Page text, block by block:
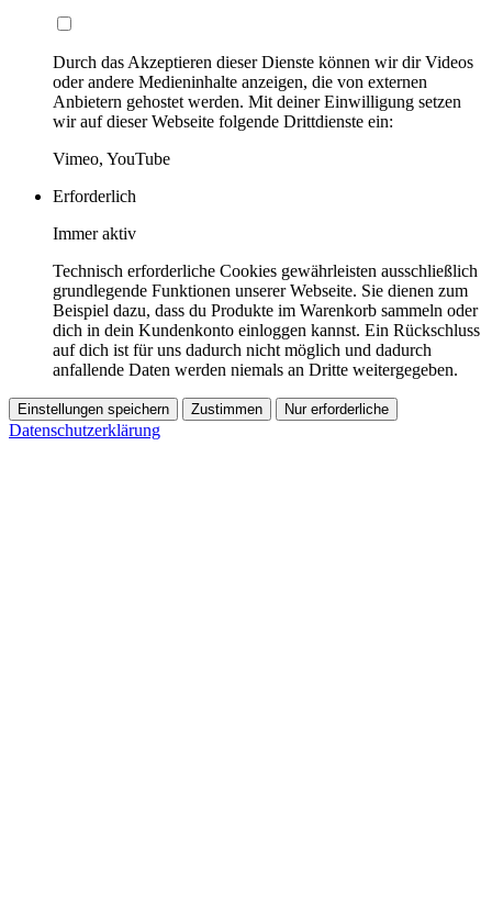
Durch das Akzeptieren dieser Dienste können wir dir Videos
oder andere Medieninhalte anzeigen, die von externen
Anbietern gehostet werden. Mit deiner Einwilligung setzen
wir auf dieser Webseite folgende Drittdienste ein:
Vimeo, YouTube
Erforderlich
Immer aktiv
Technisch erforderliche Cookies gewährleisten ausschließlich
grundlegende Funktionen unserer Webseite. Sie dienen zum
Beispiel dazu, dass du Produkte im Warenkorb sammeln oder
dich in dein Kundenkonto einloggen kannst. Ein Rückschluss
auf dich ist für uns dadurch nicht möglich und dadurch
anfallende Daten werden niemals an Dritte weitergegeben.
Einstellungen speichern Zustimmen Nur erforderliche
Datenschutzerklärung